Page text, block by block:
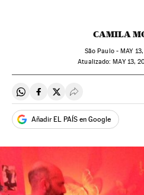
CAMILA
São Paulo -MAY13,
atualizado: MAY13,
Compartir en Whatsapp
Compartir en Facebook
Compartir en Twitter
Desplegar Redes
Añadir EL PAÍS en Google